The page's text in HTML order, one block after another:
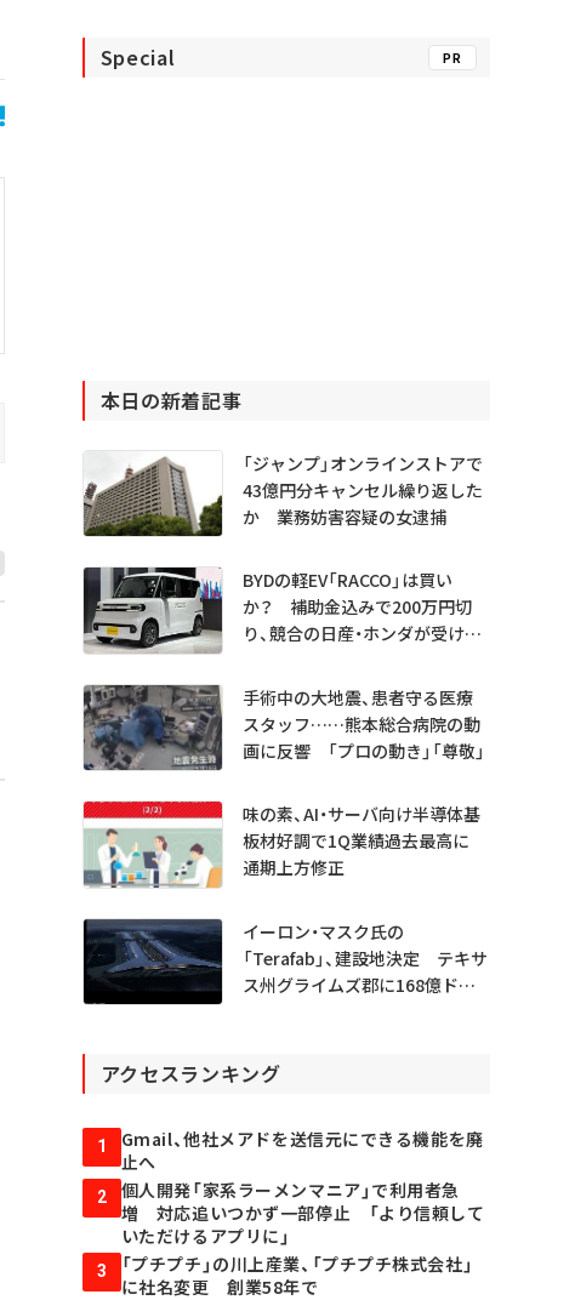
Special PR
本日の新着記事
「ジャンプ」オンラインストアで
43億円分キャンセル繰り返した
か 業務妨害容疑の女逮捕
BYDの軽EV「RACCO」は買い
か？ 補助金込みで200万円切
り、競合の日産・ホンダが受ける
手術中の大地震、患者守る医療
スタッフ……熊本総合病院の動
画に反響 「プロの動き」「尊敬」
味の素、AI・サーバ向け半導体基
板材好調で1Q業績過去最高に
通期上方修正
イーロン・マスク氏の
「Terafab」、建設地決定 テキサ
ス州グライムズ郡に168億ドル
アクセスランキング
1
Gmail、他社メアドを送信元にできる機能を廃
止へ
2
個人開発「家系ラーメンマニア」で利用者急
増 対応追いつかず一部停止 「より信頼して
いただけるアプリに」
3
「プチプチ」の川上産業、「プチプチ株式会社」
に社名変更 創業58年で